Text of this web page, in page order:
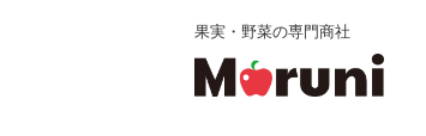
果実・野菜の専門商社